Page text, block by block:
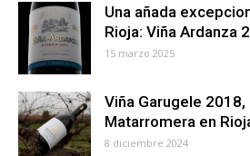
Una añada
Rioja: Viña Ardanza
15 marzo 2025
Viña Garugele
Matarromera en
8 diciembre 2024